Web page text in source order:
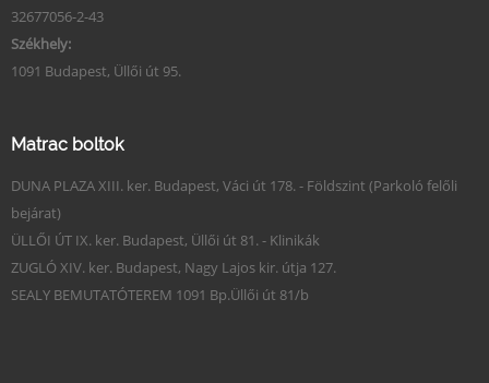
32677056-2-43
Székhely:
1091 Budapest, Üllői út 95.
Matrac boltok
DUNA PLAZA XIII. ker. Budapest, Váci út 178. - Földszint (Parkoló felőli
bejárat)
ÜLLŐI ÚT IX. ker. Budapest, Üllői út 81. - Klinikák
ZUGLÓ XIV. ker. Budapest, Nagy Lajos kir. útja 127.
SEALY BEMUTATÓTEREM 1091 Bp.Üllői út 81/b